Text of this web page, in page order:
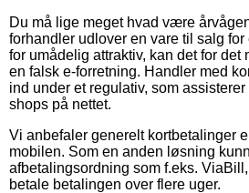
Du må lige meget hvad være
forhandler udlover en vare til salg
for umådelig attraktiv, kan det for det
en falsk e-forretning. Handler med
ind under et regulativ, som
shops på nettet.
Vi anbefaler generelt kortbetalinger
mobilen. Som en anden løsning
afbetalingsordning som f.eks.
betale betalingen over flere uger.